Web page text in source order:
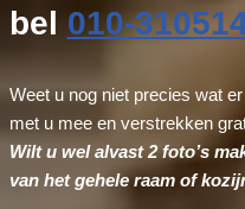
bel 010-
Weet u nog niet precies wat
met u mee en verstrekken
Wilt u wel alvast 2 foto’s
van het gehele raam of